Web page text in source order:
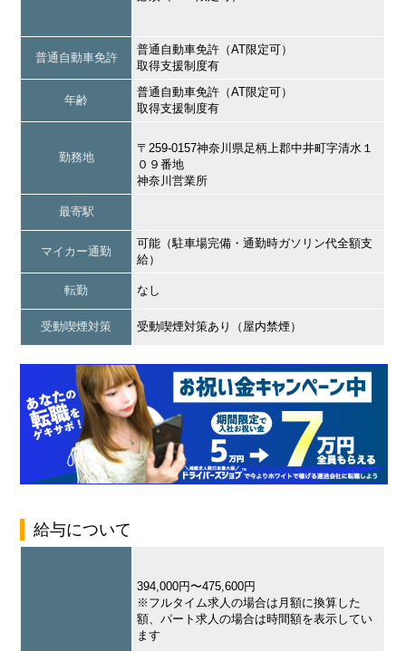
普通自動車免許
普通自動車免許（AT限定可）
取得支援制度有
年齢
普通自動車免許（AT限定可）
取得支援制度有
勤務地
〒259-0157神奈川県足柄上郡中井町字清水１
０９番地
神奈川営業所
最寄駅
マイカー通勤
可能（駐車場完備・通勤時ガソリン代全額支
給）
転勤 なし
受動喫煙対策 受動喫煙対策あり（屋内禁煙）
給与について
394,000円〜475,600円
※フルタイム求人の場合は月額に換算した
額、パート求人の場合は時間額を表示してい
ます